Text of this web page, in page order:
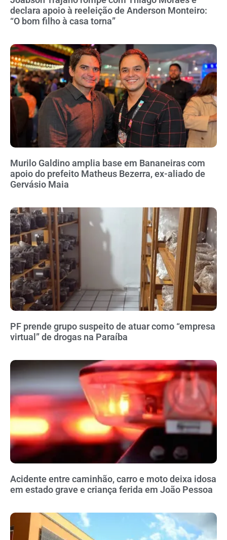
declara apoio à reeleição de Anderson Monteiro:
“O bom filho à casa torna”
Murilo Galdino amplia base em Bananeiras com
apoio do prefeito Matheus Bezerra, ex-aliado de
Gervásio Maia
PF prende grupo suspeito de atuar como “empresa
virtual” de drogas na Paraíba
Acidente entre caminhão, carro e moto deixa idosa
em estado grave e criança ferida em João Pessoa